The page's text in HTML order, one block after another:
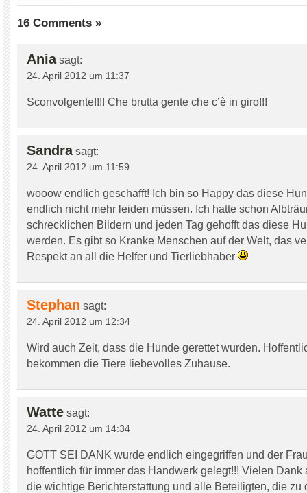
16 Comments »
Ania sagt:
24. April 2012 um 11:37
Sconvolgente!!!! Che brutta gente che c’è in giro!!!
Sandra sagt:
24. April 2012 um 11:59
wooow endlich geschafft! Ich bin so Happy das diese
endlich nicht mehr leiden müssen. Ich hatte schon
schrecklichen Bildern und jeden Tag gehofft das diese
werden. Es gibt so Kranke Menschen auf der Welt, das
Respekt an all die Helfer und Tierliebhaber
Stephan sagt:
24. April 2012 um 12:34
Wird auch Zeit, dass die Hunde gerettet wurden.
bekommen die Tiere liebevolles Zuhause.
Watte sagt:
24. April 2012 um 14:34
GOTT SEI DANK wurde endlich eingegriffen und der
hoffentlich für immer das Handwerk gelegt!!! Vielen Dank
die wichtige Berichterstattung und alle Beteiligten, die zu